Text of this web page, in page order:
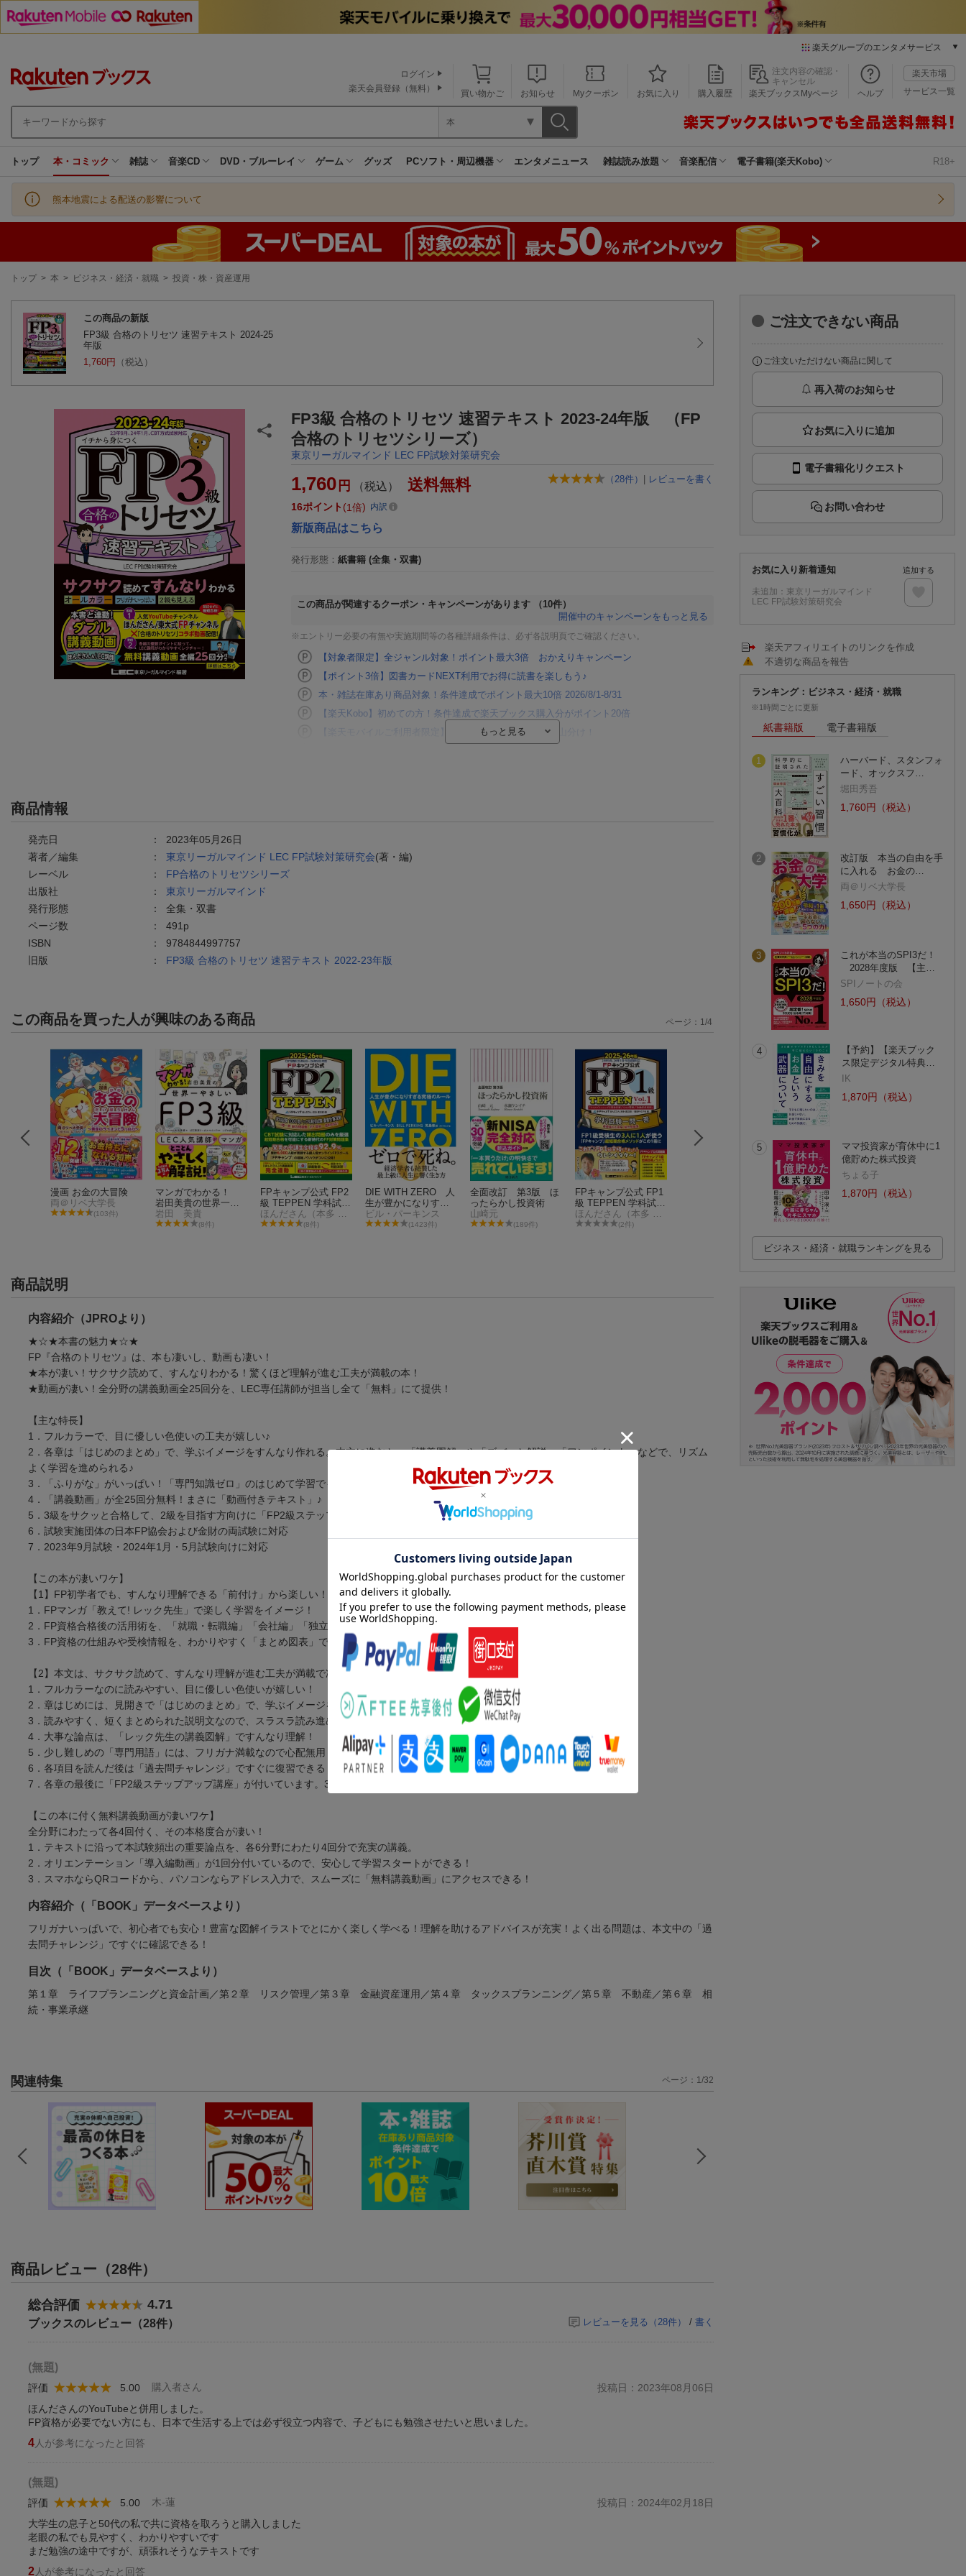
楽天グループのエンタメサービス
本/ゲーム/CD/DVD
楽天ブックス
楽天Kobo
楽天チケット
エンタメニュース
推し楽
買い物かご お知らせ Myクーポン お気に入り 購入履歴
注文内容の確認・
キャンセル
楽天ブックスMyページ
ヘルプ
楽天市場
サービス一覧
ログイン
楽天会員登録（無料）
本
トップ 本・コミック 雑誌 音楽CD DVD・ブルーレイ ゲーム グッズ PCソフト・周辺機器 エンタメニュース 雑誌読み放題 音楽配信 電子書籍(楽天Kobo) R18+
熊本地震による配送の影響について
現
トップ > 本 > ビジネス・経済・就職 > 投資・株・資産運用
この商品の新版
FP3級 合格のトリセツ 速習テキスト 2024-25
年版
1,760円 （税込）
FP3級 合格のトリセツ 速習テキスト 2023-24年版 （FP
合格のトリセツシリーズ）
東京リーガルマインド LEC FP試験対策研究会
（ 28件） | レビューを書く
1,760 円 （税込） 送料無料
16ポイント 1倍 内訳
新版商品はこちら
発行形態 ： 紙書籍 (全集・双書)
この商品が関連するクーポン・キャンペーンがあります
（10件）
開催中のキャンペーンをもっと見る
※エントリー必要の有無や実施期間等の各種詳細条件は、必ず各説明頁でご確認ください。
【対象者限定】全ジャンル対象！ポイント最大3倍 おかえりキャンペーン
【ポイント3倍】図書カードNEXT利用でお得に読書を楽しもう♪
本・雑誌在庫あり商品対象！条件達成でポイント最大10倍 2026/8/1-8/31
【楽天Kobo】初めての方！条件達成で楽天ブックス購入分がポイント20倍
【楽天モバイルご利用者限定】条件達成で100万ポイント山分け！
商品情報
発売日 ： 2023年05月26日
著者／編集
： 東京リーガルマインド LEC FP試験対策研究会(著・編)
レーベル
： FP合格のトリセツシリーズ
出版社
： 東京リーガルマインド
発行形態
： 全集・双書
ページ数
： 491p
ISBN
： 9784844997757
旧版
： FP3級 合格のトリセツ 速習テキスト 2022-23年版
この商品を買った人が興味のある商品
漫画 お金の大冒険
両＠リベ大学長
(103件)
マンガでわかる！
岩田美貴の世界一や
さしいFP3級
岩田 美貴
(8件)
FPキャンプ公式 FP2
級 TEPPEN 学科試験
1000問ノック&実技試
験 重要計算攻略 一問
(8件)
DIE WITH ZERO 人
生が豊かになりすぎ
る究極のルール
ビル・パーキンス
(1423件)
全面改訂 第3版 ほ
ったらかし投資術
山崎元
(189件)
FPキャンプ公式 FP1
級 TEPPEN 学科試験
一問一答 基礎編&応
用編 総合問題集 2025
(2件)
2024-2025年版 みん
なが欲しかった！ F
Pの教科書3級
滝澤 ななみ
投資の大原則［第
ページ： 1/4
商品説明
内容紹介（JPROより）
★☆★本書の魅力★☆★
FP『合格のトリセツ』は、本も凄いし、動画も凄い！
★本が凄い！サクサク読めて、すんなりわかる！驚くほど理解が進む工夫が満載の本！
★動画が凄い！全分野の講義動画全25回分を、LEC専任講師が担当し全て「無料」にて提供！
【主な特長】
1．フルカラーで、目に優しい色使いの工夫が嬉しい♪
2．各章は「はじめのまとめ」で、学ぶイメージをすんなり作れる。本文に進むと、「講義図解」や「ズバッと解説」「ワンポイント」などで、リズム
よく学習を進められる♪
3．「ふりがな」がいっぱい！「専門知識ゼロ」のはじめて学習でも、サクサク読める♪
4．「講義動画」が全25回分無料！まさに「動画付きテキスト」♪
5．3級をサクッと合格して、2級を目指す方向けに「FP2級ステップアップ講座」を各章末に収載♪
6．試験実施団体の日本FP協会および金財の両試験に対応
7．2023年9月試験・2024年1月・5月試験向けに対応
【この本が凄いワケ】
【1】FP初学者でも、すんなり理解できる「前付け」から楽しい！
1．FPマンガ「教えて! レック先生」で楽しく学習をイメージ！
2．FP資格合格後の活用術を、「就職・転職編」「会社編」「独立編」「生活編」「人生編」と5つの活用パターンで、楽しく解説！
3．FP資格の仕組みや受検情報を、わかりやすく「まとめ図表」で、かんたん解説！
【2】本文は、サクサク読めて、すんなり理解が進む工夫が満載で凄い！
1．フルカラーなのに読みやすい、目に優しい色使いが嬉しい！
2．章はじめには、見開きで「はじめのまとめ」で、学ぶイメージをすんなり作れる！
3．読みやすく、短くまとめられた説明文なので、スラスラ読み進められる！
4．大事な論点は、「レック先生の講義図解」ですんなり理解！
5．少し難しめの「専門用語」には、フリガナ満載なので心配無用！
6．各項目を読んだ後は「過去問チャレンジ」ですぐに復習できる！
7．各章の最後に「FP2級ステップアップ講座」が付いています。3級をサクッと合格した後に、2級もぜひ目指しましょう！
【この本に付く無料講義動画が凄いワケ】
全分野にわたって各4回付く、その本格度合が凄い！
1．テキストに沿って本試験頻出の重要論点を、各6分野にわたり4回分で充実の講義。
2．オリエンテーション「導入編動画」が1回分付いているので、安心して学習スタートができる！
3．スマホならQRコードから、パソコンならアドレス入力で、スムーズに「無料講義動画」にアクセスできる！
内容紹介（「BOOK」データベースより）
フリガナいっぱいで、初心者でも安心！豊富な図解イラストでとにかく楽しく学べる！理解を助けるアドバイスが充実！よく出る問題は、本文中の「過
去問チャレンジ」ですぐに確認できる！
目次（「BOOK」データベースより）
第１章 ライフプランニングと資金計画／第２章 リスク管理／第３章 金融資産運用／第４章 タックスプランニング／第５章 不動産／第６章 相
続・事業承継
関連特集 ページ：1/32
商品レビュー（28件）
総合評価 4.71
ブックスのレビュー（28件） レビューを見る（ 28件） / 書く
(無題)
購入者さん
評価 5.00
投稿日：2023年08月06日
ほんださんのYouTubeと併用しました。
FP資格が必要でない方にも、日本で生活する上では必ず役立つ内容で、子どもにも勉強させたいと思いました。
4 人が参考になったと回答
(無題)
木-蓮
評価 5.00
投稿日：2024年02月18日
大学生の息子と50代の私で共に資格を取ろうと購入しました
老眼の私でも見やすく、わかりやすいです
まだ勉強の途中ですが、頑張れそうなテキストです
2 人が参考になったと回答
ご注文できない商品
ご注文いただけない商品に関して
再入荷のお知らせ
電子書籍化リクエスト
お問い合わせ
お気に入り新着通知
未追加： 東京リーガルマインド
LEC FP試験対策研究会
追加する
楽天アフィリエイトのリンクを作成
不適切な商品を報告
ランキング：ビジネス・経済・就職
※1時間ごとに更新
紙書籍版 電子書籍版
1
ハーバード、スタンフォ
ード、オックスフ…
堀田秀吾
1,760円（税込）
2
改訂版 本当の自由を手
に入れる お金の…
両＠リベ大学長
1,650円（税込）
3
これが本当のSPI3だ！
2028年度版 【主…
SPIノートの会
1,650円（税込）
4
【予約】【楽天ブック
ス限定デジタル特典…
IK
1,870円（税込）
5
ママ投資家が育休中に1
億貯めた株式投資
ちょる子
1,870円（税込）
ビジネス・経済・就職ランキングを見る